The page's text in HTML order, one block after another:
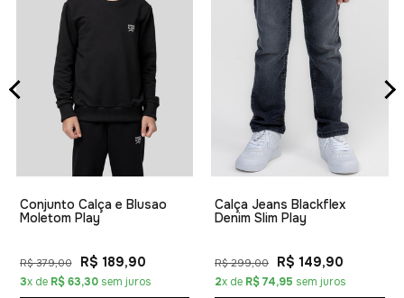
Conjunto Calça e Blusao
Moletom Play
R$ 379,00 R$ 189,90
3x de R$ 63,30sem juros
Calça Jeans Blackflex
Denim Slim Play
R$ 299,00 R$ 149,90
2x de R$ 74,95 sem juros